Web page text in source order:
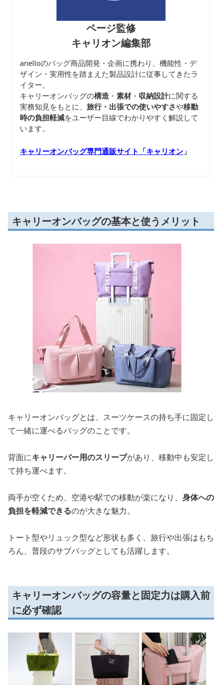
ページ監修
キャリオン編集部
anelloのバッグ商品開発・企画に携わり、機能性・デ
ザイン・実用性を踏まえた製品設計に従事してきたラ
イター。
キャリーオンバッグの構造 ・ 素材・ 収納設計に関する
実務知見をもとに、 旅行・出張での使いやすさや移動
時の負担軽減をユーザー目線でわかりやすく解説して
います。
キャリーオンバッグ専門通販サイト「キャリオン 」
キャリーオンバッグの基本と使うメリット
キャリーオンバッグとは、スーツケースの持ち手に固定し
て一緒に運べるバッグのことです。
背面にキャリーバー用のスリーブがあり、移動中も安定し
て持ち運べます。
両手が空くため、空港や駅での移動が楽になり、 身体への
負担を軽減できるのが大きな魅力。
トート型やリュック型など形状も多く、旅行や出張はもち
ろん、普段のサブバッグとしても活躍します。
キャリーオンバッグの容量と固定力は購入前
に必ず確認